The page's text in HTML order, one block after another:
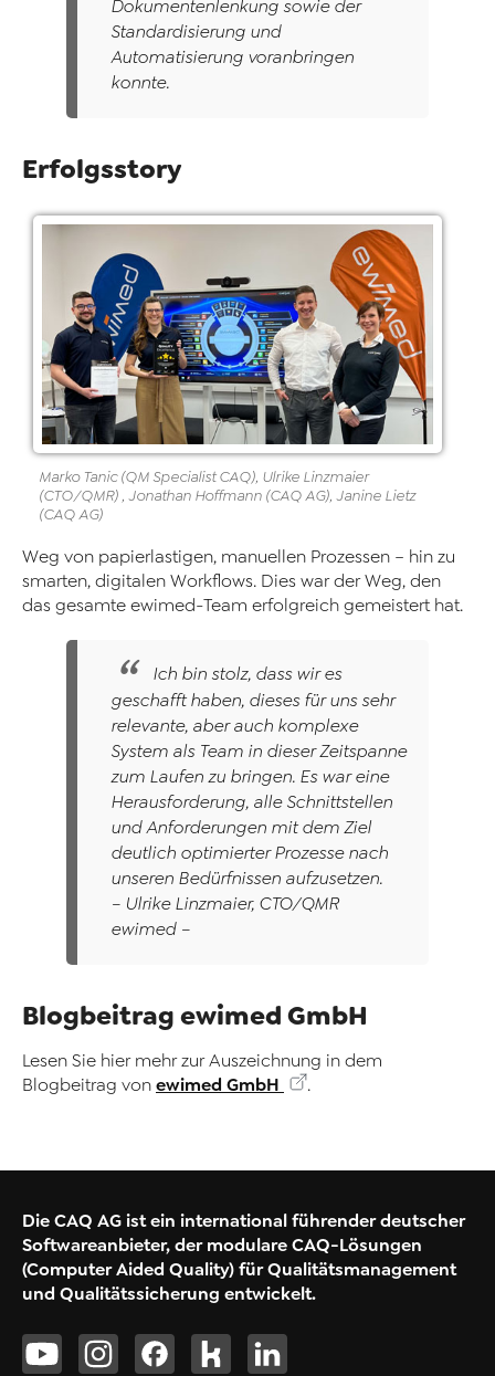
Dokumentenlenkung sowie der
Standardisierung und
Automatisierung voranbringen
konnte.
Erfolgsstory
Marko Tanic (QM Specialist CAQ), Ulrike Linzmaier
(CTO/QMR) , Jonathan Hoffmann (CAQ AG), Janine Lietz
(CAQ AG)
Weg von papierlastigen, manuellen Prozessen – hin zu
smarten, digitalen Workflows. Dies war der Weg, den
das gesamte ewimed-Team erfolgreich gemeistert hat.
Ich bin stolz, dass wir es
geschafft haben, dieses für uns sehr
relevante, aber auch komplexe
System als Team in dieser Zeitspanne
zum Laufen zu bringen. Es war eine
Herausforderung, alle Schnittstellen
und Anforderungen mit dem Ziel
deutlich optimierter Prozesse nach
unseren Bedürfnissen aufzusetzen.
– Ulrike Linzmaier, CTO/QMR
ewimed –
Blogbeitrag ewimed GmbH
Lesen Sie hier mehr zur Auszeichnung in dem
Blogbeitrag von ewimed GmbH .
Die CAQ AG ist ein international führender deutscher
Softwareanbieter, der modulare CAQ-Lösungen
(Computer Aided Quality) für Qualitätsmanagement
und Qualitätssicherung entwickelt.